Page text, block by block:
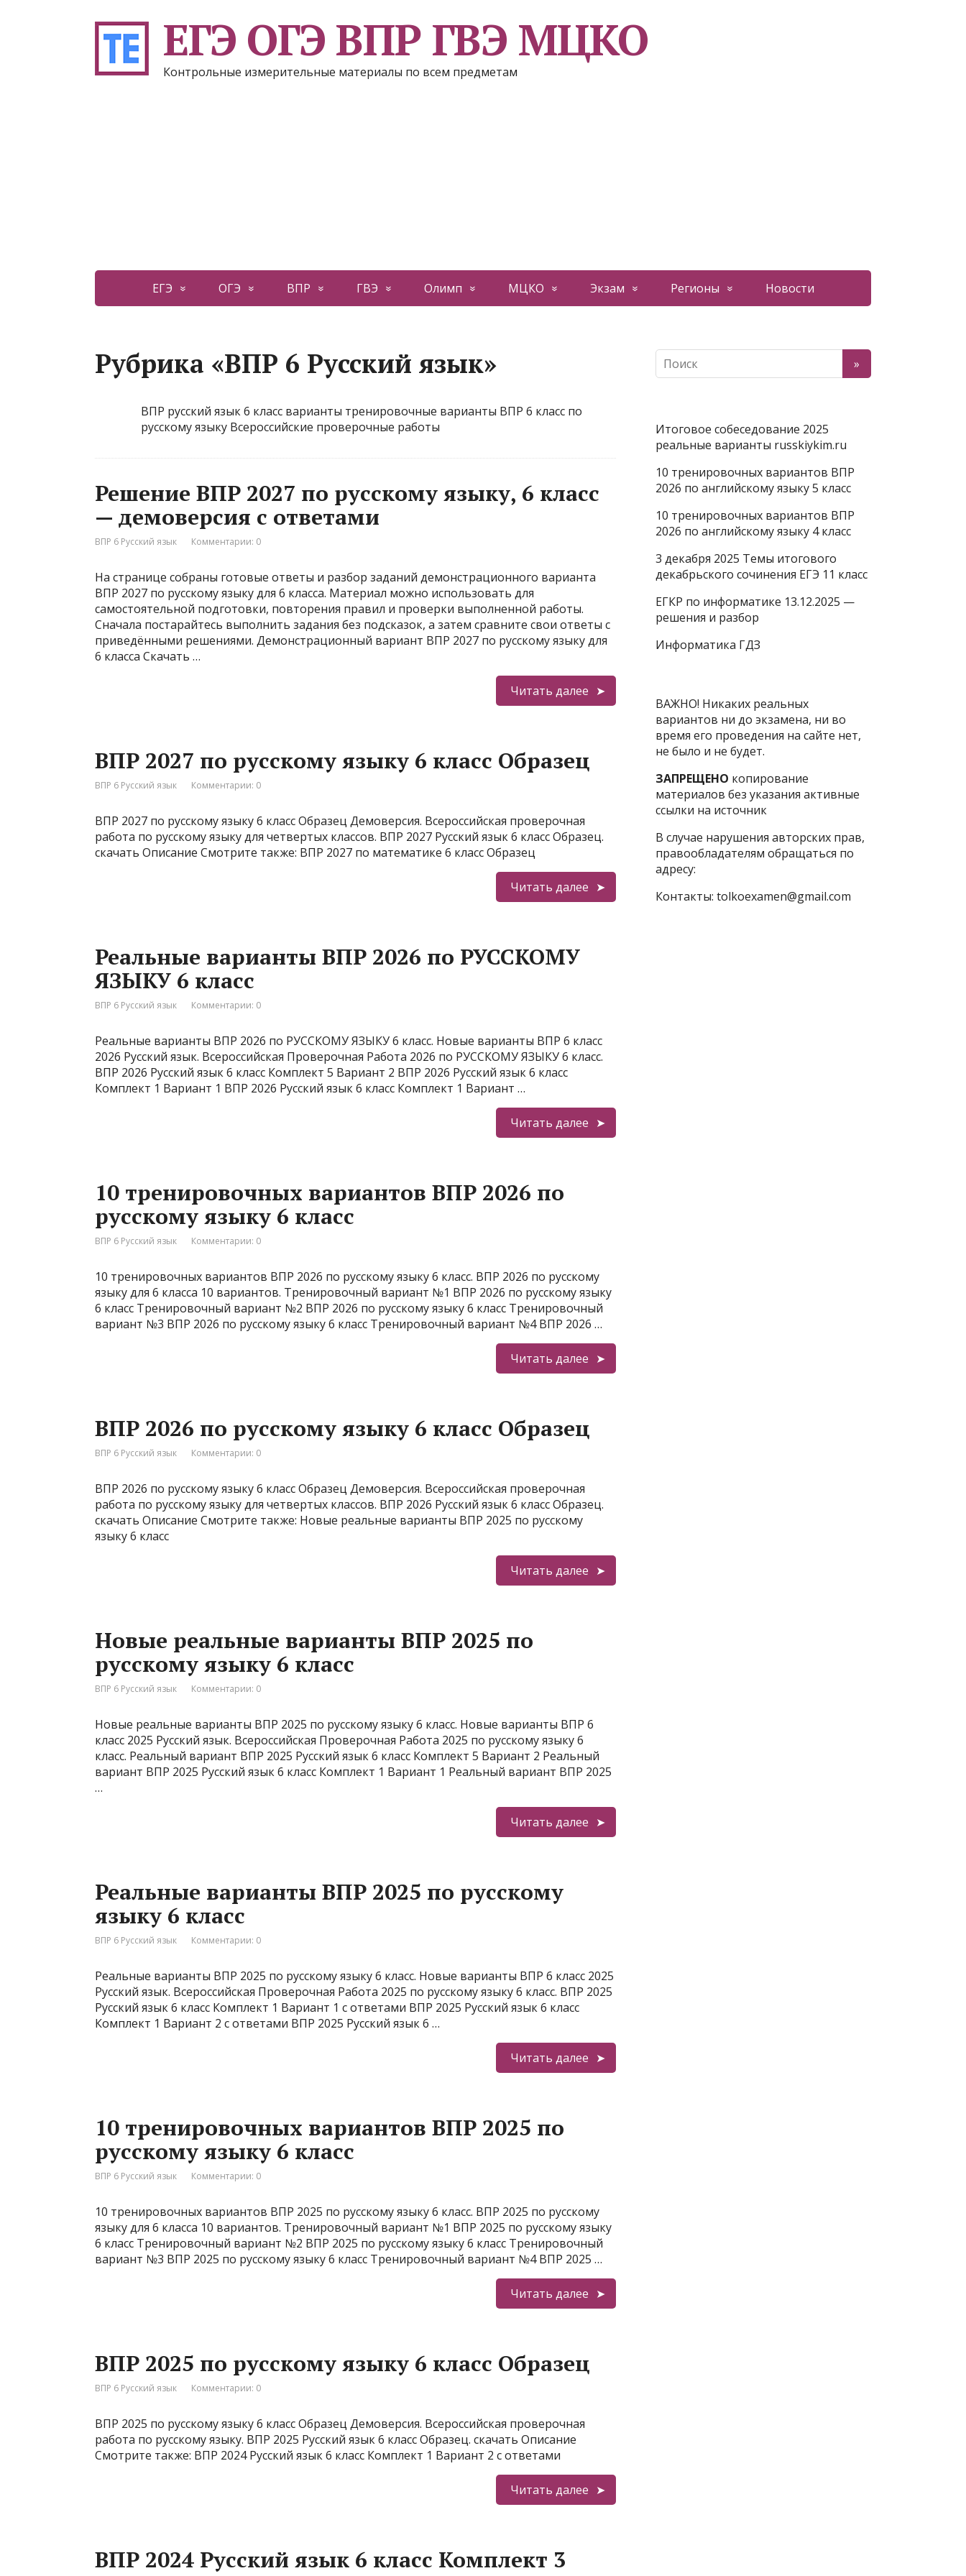
ЕГЭ ОГЭ ВПР ГВЭ МЦКО
Контрольные измерительные материалы по всем предметам
ЕГЭ ОГЭ ВПР ГВЭ Олимп МЦКО Экзам Регионы Новости
Рубрика «ВПР 6 Русский язык»
ВПР русский язык 6 класс варианты тренировочные варианты ВПР 6 класс по
русскому языку Всероссийские проверочные работы
Решение ВПР 2027 по русскому языку, 6 класс
— демоверсия с ответами
ВПР 6 Русский язык Комментарии: 0
На странице собраны готовые ответы и разбор заданий демонстрационного варианта
ВПР 2027 по русскому языку для 6 класса. Материал можно использовать для
самостоятельной подготовки, повторения правил и проверки выполненной работы.
Сначала постарайтесь выполнить задания без подсказок, а затем сравните свои ответы с
приведёнными решениями. Демонстрационный вариант ВПР 2027 по русскому языку для
6 класса Скачать …
Читать далее
ВПР 2027 по русскому языку 6 класс Образец
ВПР 6 Русский язык Комментарии: 0
ВПР 2027 по русскому языку 6 класс Образец Демоверсия. Всероссийская проверочная
работа по русскому языку для четвертых классов. ВПР 2027 Русский язык 6 класс Образец.
скачать Описание Смотрите также: ВПР 2027 по математике 6 класс Образец
Читать далее
Реальные варианты ВПР 2026 по РУССКОМУ
ЯЗЫКУ 6 класс
ВПР 6 Русский язык Комментарии: 0
Реальные варианты ВПР 2026 по РУССКОМУ ЯЗЫКУ 6 класс. Новые варианты ВПР 6 класс
2026 Русский язык. Всероссийская Проверочная Работа 2026 по РУССКОМУ ЯЗЫКУ 6 класс.
ВПР 2026 Русский язык 6 класс Комплект 5 Вариант 2 ВПР 2026 Русский язык 6 класс
Комплект 1 Вариант 1 ВПР 2026 Русский язык 6 класс Комплект 1 Вариант …
Читать далее
10 тренировочных вариантов ВПР 2026 по
русскому языку 6 класс
ВПР 6 Русский язык Комментарии: 0
10 тренировочных вариантов ВПР 2026 по русскому языку 6 класс. ВПР 2026 по русскому
языку для 6 класса 10 вариантов. Тренировочный вариант №1 ВПР 2026 по русскому языку
6 класс Тренировочный вариант №2 ВПР 2026 по русскому языку 6 класс Тренировочный
вариант №3 ВПР 2026 по русскому языку 6 класс Тренировочный вариант №4 ВПР 2026 …
Читать далее
ВПР 2026 по русскому языку 6 класс Образец
ВПР 6 Русский язык Комментарии: 0
ВПР 2026 по русскому языку 6 класс Образец Демоверсия. Всероссийская проверочная
работа по русскому языку для четвертых классов. ВПР 2026 Русский язык 6 класс Образец.
скачать Описание Смотрите также: Новые реальные варианты ВПР 2025 по русскому
языку 6 класс
Читать далее
Новые реальные варианты ВПР 2025 по
русскому языку 6 класс
ВПР 6 Русский язык Комментарии: 0
Новые реальные варианты ВПР 2025 по русскому языку 6 класс. Новые варианты ВПР 6
класс 2025 Русский язык. Всероссийская Проверочная Работа 2025 по русскому языку 6
класс. Реальный вариант ВПР 2025 Русский язык 6 класс Комплект 5 Вариант 2 Реальный
вариант ВПР 2025 Русский язык 6 класс Комплект 1 Вариант 1 Реальный вариант ВПР 2025
…
Читать далее
Реальные варианты ВПР 2025 по русскому
языку 6 класс
ВПР 6 Русский язык Комментарии: 0
Реальные варианты ВПР 2025 по русскому языку 6 класс. Новые варианты ВПР 6 класс 2025
Русский язык. Всероссийская Проверочная Работа 2025 по русскому языку 6 класс. ВПР 2025
Русский язык 6 класс Комплект 1 Вариант 1 с ответами ВПР 2025 Русский язык 6 класс
Комплект 1 Вариант 2 с ответами ВПР 2025 Русский язык 6 …
Читать далее
10 тренировочных вариантов ВПР 2025 по
русскому языку 6 класс
ВПР 6 Русский язык Комментарии: 0
10 тренировочных вариантов ВПР 2025 по русскому языку 6 класс. ВПР 2025 по русскому
языку для 6 класса 10 вариантов. Тренировочный вариант №1 ВПР 2025 по русскому языку
6 класс Тренировочный вариант №2 ВПР 2025 по русскому языку 6 класс Тренировочный
вариант №3 ВПР 2025 по русскому языку 6 класс Тренировочный вариант №4 ВПР 2025 …
Читать далее
ВПР 2025 по русскому языку 6 класс Образец
ВПР 6 Русский язык Комментарии: 0
ВПР 2025 по русскому языку 6 класс Образец Демоверсия. Всероссийская проверочная
работа по русскому языку. ВПР 2025 Русский язык 6 класс Образец. скачать Описание
Смотрите также: ВПР 2024 Русский язык 6 класс Комплект 1 Вариант 2 с ответами
Читать далее
ВПР 2024 Русский язык 6 класс Комплект 3
Итоговое собеседование 2025
реальные варианты russkiykim.ru
10 тренировочных вариантов ВПР
2026 по английскому языку 5 класс
10 тренировочных вариантов ВПР
2026 по английскому языку 4 класс
3 декабря 2025 Темы итогового
декабрьского сочинения ЕГЭ 11 класс
ЕГКР по информатике 13.12.2025 —
решения и разбор
Информатика ГДЗ
ВАЖНО! Никаких реальных
вариантов ни до экзамена, ни во
время его проведения на сайте нет,
не было и не будет.
ЗАПРЕЩЕНО копирование
материалов без указания активные
ссылки на источник
В случае нарушения авторских прав,
правообладателям обращаться по
адресу:
Контакты: tolkoexamen@gmail.com